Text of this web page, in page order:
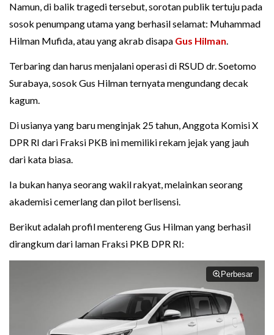
Namun, di balik tragedi tersebut, sorotan publik tertuju pada
sosok penumpang utama yang berhasil selamat: Muhammad
Hilman Mufida, atau yang akrab disapa Gus Hilman.
Terbaring dan harus menjalani operasi di RSUD dr. Soetomo
Surabaya, sosok Gus Hilman ternyata mengundang decak
kagum.
Di usianya yang baru menginjak 25 tahun, Anggota Komisi X
DPR RI dari Fraksi PKB ini memiliki rekam jejak yang jauh
dari kata biasa.
Ia bukan hanya seorang wakil rakyat, melainkan seorang
akademisi cemerlang dan pilot berlisensi.
Berikut adalah profil mentereng Gus Hilman yang berhasil
dirangkum dari laman Fraksi PKB DPR RI:
Perbesar